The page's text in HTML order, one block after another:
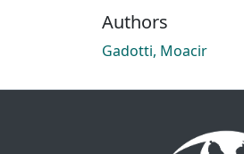
Authors
Gadotti, Moacir